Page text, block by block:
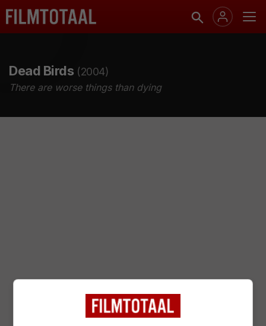
Dead Birds (2004)
There are worse things than dying